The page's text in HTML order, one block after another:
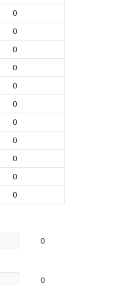
0
0
0
0
0
0
0
0
0
0
0
0
0